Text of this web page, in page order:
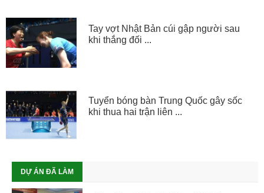
Tay vợt Nhật Bản cúi gập người sau
khi thắng đối ...
Tuyển bóng bàn Trung Quốc gây sốc
khi thua hai trận liên ...
DỰ ÁN ĐÃ LÀM